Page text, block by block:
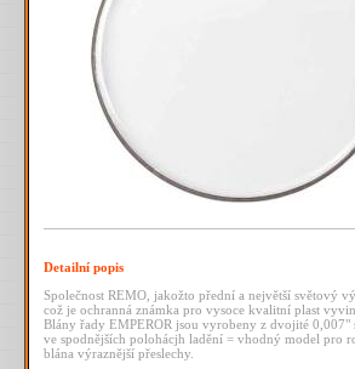
Detailní popis
Společnost REMO, jakožto přední a největší světový
což je ochranná známka pro vysoce kvalitní plast
Blány řady EMPEROR jsou vyrobeny z dvojité
ve spodnějších polohácjh ladění = vhodný model pro
blána výraznější přeslechy.